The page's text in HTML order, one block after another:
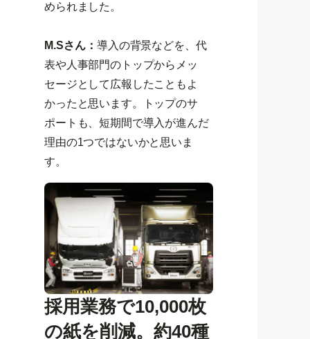
められました。
M.Sさん： 導入の背景などを、代
表や人事部門のトップからメッ
セージとして広報したこともよ
かったと思います。トップのサ
ポートも、短期間で導入が進んだ
理由の1つではないかと思いま
す。
採用業務で10,000枚
の紙を削減。約40種